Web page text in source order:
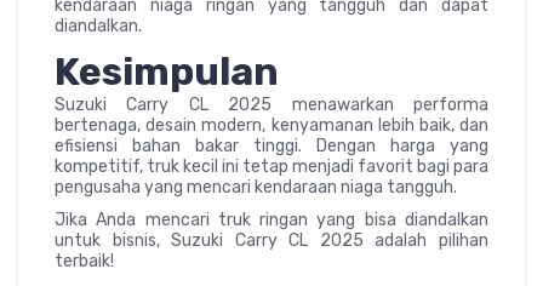
kendaraan niaga ringan yang tangguh dan dapat
diandalkan.
Kesimpulan
Suzuki Carry CL 2025 menawarkan performa
bertenaga, desain modern, kenyamanan lebih baik, dan
efisiensi bahan bakar tinggi. Dengan harga yang
kompetitif, truk kecil ini tetap menjadi favorit bagi para
pengusaha yang mencari kendaraan niaga tangguh.
Jika Anda mencari truk ringan yang bisa diandalkan
untuk bisnis, Suzuki Carry CL 2025 adalah pilihan
terbaik!